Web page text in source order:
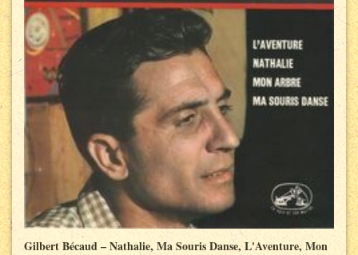
Gilbert Bécaud – Nathalie, Ma Souris Danse, L'Aventure, Mon